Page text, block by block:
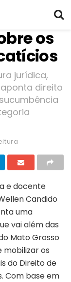
os
jurídica,
direito
e docente
Candido
uma
vai além das
Mato Grosso
os
do Direito de
Com base em